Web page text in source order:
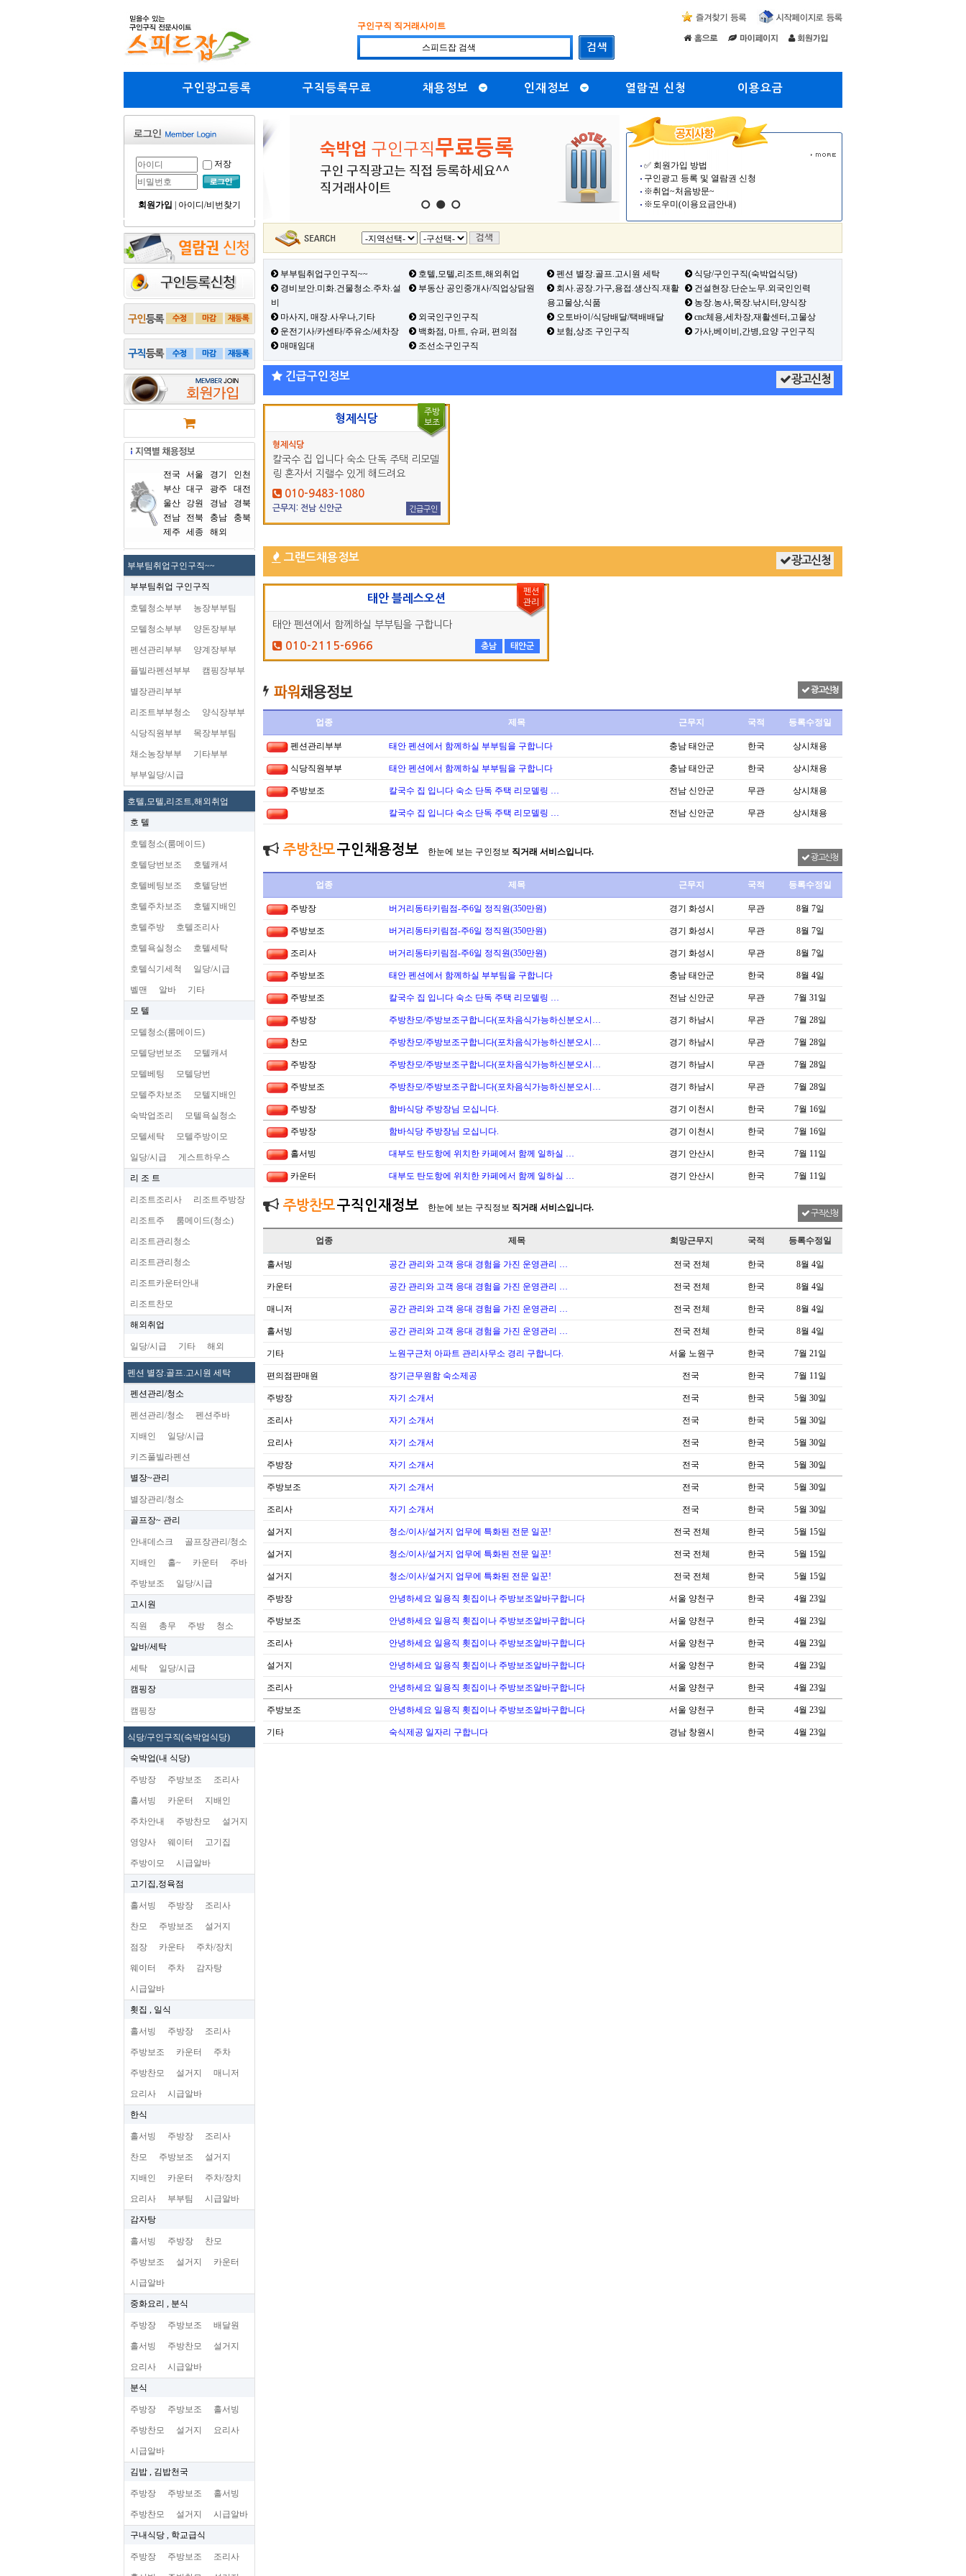
구인구직 직거래사이트
구인광고등록 구직등록무료 채용정보 인재정보 열람권 신청 이용요금
저장
회원가입 아이디/비번찾기
전국 서울 경기
인천
부산 대구 광주
대전
울산
강원 경남
경북
전남
전북 충남
충북
제주
세종 해외
부부팀취업구인구직~~
부부팀취업 구인구직
호텔청소부부 농장부부팀
모텔청소부부 양돈장부부
펜션관리부부 양계장부부
플빌라펜션부부 캠핑장부부
별장관리부부
리조트부부청소 양식장부부
식당직원부부 목장부부팀
채소농장부부 기타부부
부부일당/시급
호텔,모텔,리조트,해외취업
호 텔
호텔청소(룸메이드)
호텔당번보조 호텔캐셔
호텔베팅보조 호텔당번
호텔주차보조 호텔지배인
호텔주방 호텔조리사
호텔욕실청소 호텔세탁
호텔식기세척 일당/시급
벨맨 알바 기타
모 텔
모텔청소(룸메이드)
모텔당번보조 모텔캐셔
모텔베팅 모텔당번
모텔주차보조 모텔지배인
숙박업조리 모텔욕실청소
모텔세탁 모텔주방이모
일당/시급 게스트하우스
리 조 트
리조트조리사 리조트주방장
리조트주 룸메이드(청소)
리조트관리청소
리조트관리청소
리조트카운터안내
리조트찬모
해외취업
일당/시급 기타 해외
펜션 별장.골프.고시원 세탁
펜션관리/청소
펜션관리/청소 펜션주바
지배인 일당/시급
키즈풀빌라펜션
별장~관리
별장관리/청소
골프장~ 관리
안내데스크 골프장관리/청소
지배인 홀~ 카운터 주바
주방보조 일당/시급
고시원
직원 총무 주방 청소
알바/세탁
세탁 일당/시급
캠핑장
캠핑장
식당/구인구직(숙박업식당)
숙박업(내 식당)
주방장 주방보조 조리사
홀서빙 카운터 지배인
주차안내 주방찬모 설거지
영양사 웨이터 고기집
주방이모 시급알바
고기집,정육점
홀서빙 주방장 조리사
찬모 주방보조 설거지
점장 카운타 주차/장치
웨이터 주차 감자탕
시급알바
횟집 , 일식
홀서빙 주방장 조리사
주방보조 카운터 주차
주방찬모 설거지 매니저
요리사 시급알바
한식
홀서빙 주방장 조리사
찬모 주방보조 설거지
지배인 카운터 주차/장치
요리사 부부팀 시급알바
감자탕
홀서빙 주방장 찬모
주방보조 설거지 카운터
시급알바
중화요리 , 분식
주방장 주방보조 배달원
홀서빙 주방찬모 설거지
요리사 시급알바
분식
주방장 주방보조 홀서빙
주방찬모 설거지 요리사
시급알바
김밥 , 김밥천국
주방장 주방보조 홀서빙
주방찬모 설거지 시급알바
구내식당 , 학교급식
주방장 주방보조 조리사
✅ 회원가입 방법
구인광고 등록 및 열람권 신청
※취업~처음방문~
※도우미(이용요금안내)
부부팀취업구인구직~~ 호텔,모텔,리조트,해외취업 펜션 별장.골프.고시원 세탁
식당/구인구직(숙박업식당)
경비보안.미화.건물청소.주차.설
비
부동산 공인중개사/직업상담원
회사.공장.가구,용접.생산직.재활
용고물상,식품
건설현장.단순노무.외국인인력
농장.농사,목장.낚시터,양식장
마사지, 매장.사우나,기타
외국인구인구직 오토바이/식당배달/택배배달
cnc체용,세차장,재활센터,고물상
운전기사/카센타/주유소/세차장
백화점, 마트, 슈퍼, 편의점 보험,상조 구인구직
가사,베이비,간병,요양 구인구직
매매임대
조선소구인구직
긴급구인정보 광고신청
형제식당
형제식당
칼국수 집 입니다 숙소 단독 주택 리모델
링 혼자서 지랠수 있게 해드려요
010-9483-1080
근무지: 전남 신안군 긴급구인
주방
보조
그랜드채용정보 광고신청
태안 블레스오션
태안 펜션에서 함께하실 부부팀을 구합니다
010-2115-6966 충남 태안군
펜션
관리
광고신청
업종 제목 근무지 국적 등록수정일
펜션관리부부 태안 펜션에서 함께하실 부부팀을 구합니다 충남 태안군 한국 상시채용
식당직원부부 태안 펜션에서 함께하실 부부팀을 구합니다 충남 태안군 한국 상시채용
주방보조 칼국수 집 입니다 숙소 단독 주택 리모델링 … 전남 신안군 무관 상시채용
칼국수 집 입니다 숙소 단독 주택 리모델링 … 전남 신안군 무관 상시채용
주방찬모구인채용정보 한눈에 보는 구인정보 직거래 서비스입니다.
광고신청
업종 제목 근무지 국적 등록수정일
주방장 버거리동타키림점-주6일 정직원(350만원) 경기 화성시 무관 8월 7일
주방보조 버거리동타키림점-주6일 정직원(350만원) 경기 화성시 무관 8월 7일
조리사 버거리동타키림점-주6일 정직원(350만원) 경기 화성시 무관 8월 7일
주방보조 태안 펜션에서 함께하실 부부팀을 구합니다 충남 태안군 한국 8월 4일
주방보조 칼국수 집 입니다 숙소 단독 주택 리모델링 … 전남 신안군 무관 7월 31일
주방장 주방찬모/주방보조구합니다(포차음식가능하신분오시… 경기 하남시 무관 7월 28일
찬모 주방찬모/주방보조구합니다(포차음식가능하신분오시… 경기 하남시 무관 7월 28일
주방장 주방찬모/주방보조구합니다(포차음식가능하신분오시… 경기 하남시 무관 7월 28일
주방보조 주방찬모/주방보조구합니다(포차음식가능하신분오시… 경기 하남시 무관 7월 28일
주방장 함바식당 주방장님 모십니다. 경기 이천시 한국 7월 16일
주방장 함바식당 주방장님 모십니다. 경기 이천시 한국 7월 16일
홀서빙 대부도 탄도항에 위치한 카페에서 함께 일하실 … 경기 안산시 한국 7월 11일
카운터 대부도 탄도항에 위치한 카페에서 함께 일하실 … 경기 안산시 한국 7월 11일
주방찬모구직인재정보 한눈에 보는 구직정보 직거래 서비스입니다.
구직신청
업종 제목 희망근무지 국적 등록수정일
홀서빙 공간 관리와 고객 응대 경험을 가진 운영관리 … 전국 전체 한국 8월 4일
카운터 공간 관리와 고객 응대 경험을 가진 운영관리 … 전국 전체 한국 8월 4일
매니저 공간 관리와 고객 응대 경험을 가진 운영관리 … 전국 전체 한국 8월 4일
홀서빙 공간 관리와 고객 응대 경험을 가진 운영관리 … 전국 전체 한국 8월 4일
기타 노원구근처 아파트 관리사무소 경리 구합니다. 서울 노원구 한국 7월 21일
편의점판매원 장기근무원함 숙소제공 전국 한국 7월 11일
주방장 자기 소개서 전국 한국 5월 30일
조리사 자기 소개서 전국 한국 5월 30일
요리사 자기 소개서 전국 한국 5월 30일
주방장 자기 소개서 전국 한국 5월 30일
주방보조 자기 소개서 전국 한국 5월 30일
조리사 자기 소개서 전국 한국 5월 30일
설거지 청소/이사/설거지 업무에 특화된 전문 일꾼! 전국 전체 한국 5월 15일
설거지 청소/이사/설거지 업무에 특화된 전문 일꾼! 전국 전체 한국 5월 15일
설거지 청소/이사/설거지 업무에 특화된 전문 일꾼! 전국 전체 한국 5월 15일
주방장 안녕하세요 일용직 횟집이나 주방보조알바구합니다 서울 양천구 한국 4월 23일
주방보조 안녕하세요 일용직 횟집이나 주방보조알바구합니다 서울 양천구 한국 4월 23일
조리사 안녕하세요 일용직 횟집이나 주방보조알바구합니다 서울 양천구 한국 4월 23일
설거지 안녕하세요 일용직 횟집이나 주방보조알바구합니다 서울 양천구 한국 4월 23일
조리사 안녕하세요 일용직 횟집이나 주방보조알바구합니다 서울 양천구 한국 4월 23일
주방보조 안녕하세요 일용직 횟집이나 주방보조알바구합니다 서울 양천구 한국 4월 23일
기타 숙식제공 일자리 구합니다 경남 창원시 한국 4월 23일